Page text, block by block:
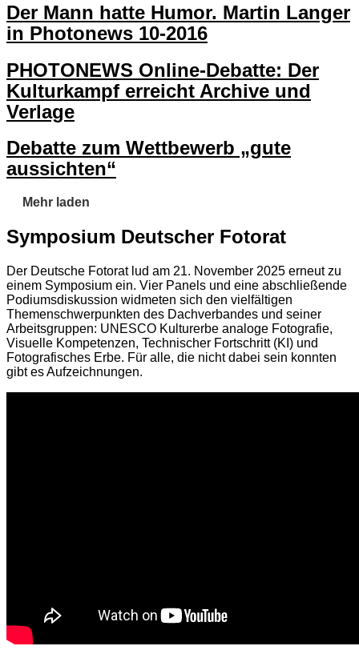
Der Mann hatte Humor. Martin Langer
in Photonews 10-2016
PHOTONEWS Online-Debatte: Der
Kulturkampf erreicht Archive und
Verlage
Debatte zum Wettbewerb „gute
aussichten“
Mehr laden
Symposium Deutscher Fotorat
Der Deutsche Fotorat lud am 21. November 2025 erneut zu
einem Symposium ein. Vier Panels und eine abschließende
Podiumsdiskussion widmeten sich den vielfältigen
Themenschwerpunkten des Dachverbandes und seiner
Arbeitsgruppen: UNESCO Kulturerbe analoge Fotografie,
Visuelle Kompetenzen, Technischer Fortschritt (KI) und
Fotografisches Erbe. Für alle, die nicht dabei sein konnten
gibt es Aufzeichnungen.